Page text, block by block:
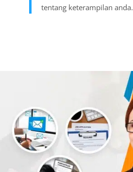
tentang keterampilan anda.